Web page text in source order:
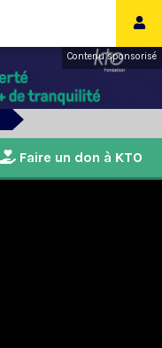
Contenu sponsorisé
Faire un don à KTO